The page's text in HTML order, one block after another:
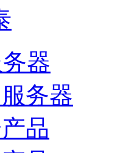
器
务器
品